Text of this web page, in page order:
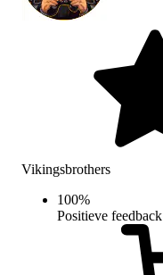
Vikingsbrothers
100%
Positieve feedback